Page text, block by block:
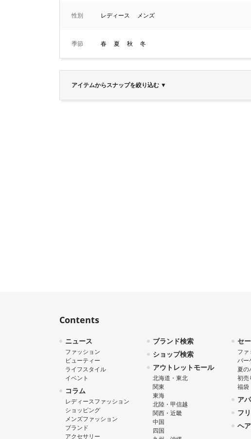
性別 レディース メンズ
季節 春 夏 秋 冬
アイテムからスナップを絞り込む ▼
Contents
ニュース
ファッション
ビューティー
ライフスタイル
イベント
コラム
レディースファッション
ショッピング
メンズファッション
ブランド
アクセサリー
ブランド検索
ショップ検索
アウトレットモール
北海道・東北
関東
東海
北陸・甲信越
関西・近畿
中国
四国
セ
ファ
バー
夏の
初売
福袋
ア
フ
ヘ